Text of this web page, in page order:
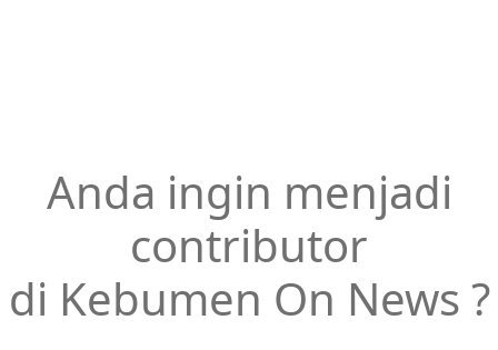
Anda ingin menjadi
contributor
di Kebumen On News ?